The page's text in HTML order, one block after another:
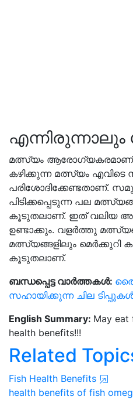
എന്നിരുന്നാലും
മത്സ്യം ആരോഗ്യകരമാണ്
കഴിക്കുന്ന മത്സ്യം എവിടെ
പരിശോദിക്കേണ്ടതാണ്.
പിടിക്കപ്പെടുന്ന പല
കൂടുതലാണ്. ഇത് വലിയ
ഉണ്ടാക്കും. വളർത്തു
മത്സ്യങ്ങളിലും മെർക്കുറി
കൂടുതലാണ്.
ബന്ധപ്പെട്ട വാർത്തകൾ:
സഹായിക്കുന്ന ചില
English Summary: May eat
health benefits!!!
Related
Fish Health Benefits
health benefits of fish